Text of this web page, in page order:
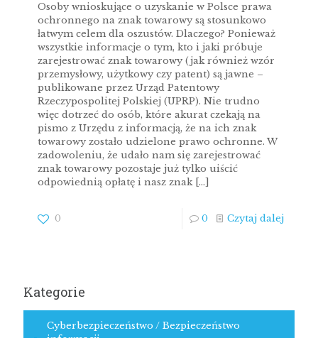
Osoby wnioskujące o uzyskanie w Polsce prawa
ochronnego na znak towarowy są stosunkowo
łatwym celem dla oszustów. Dlaczego? Ponieważ
wszystkie informacje o tym, kto i jaki próbuje
zarejestrować znak towarowy (jak również wzór
przemysłowy, użytkowy czy patent) są jawne –
publikowane przez Urząd Patentowy
Rzeczypospolitej Polskiej (UPRP). Nie trudno
więc dotrzeć do osób, które akurat czekają na
pismo z Urzędu z informacją, że na ich znak
towarowy zostało udzielone prawo ochronne. W
zadowoleniu, że udało nam się zarejestrować
znak towarowy pozostaje już tylko uiścić
odpowiednią opłatę i nasz znak[…]
0 0 Czytaj dalej
Kategorie
Cyberbezpieczeństwo / Bezpieczeństwo